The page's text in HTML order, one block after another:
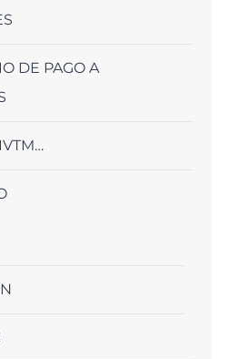
DE PAGO A